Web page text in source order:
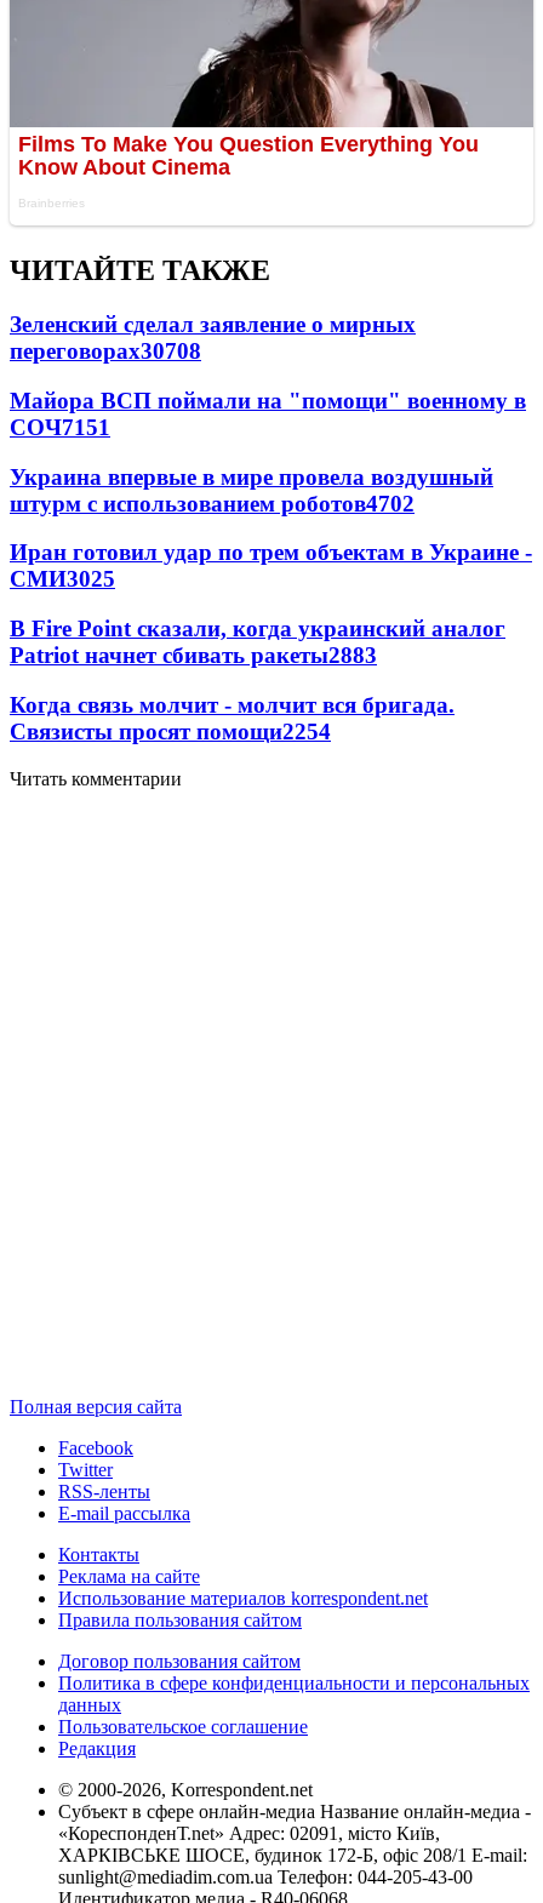
ЧИТАЙТЕ ТАКЖЕ
Зеленский сделал заявление о мирных
переговорах30708
Майора ВСП поймали на "помощи" военному в
СОЧ7151
Украина впервые в мире провела воздушный
штурм с использованием роботов4702
Иран готовил удар по трем объектам в Украине -
СМИ3025
В Fire Point сказали, когда украинский аналог
Patriot начнет сбивать ракеты2883
Когда связь молчит - молчит вся бригада.
Связисты просят помощи2254
Читать комментарии
Полная версия сайта
Facebook
Twitter
RSS-ленты
E-mail рассылка
Контакты
Реклама на сайте
Использование материалов korrespondent.net
Правила пользования сайтом
Договор пользования сайтом
Политика в сфере конфиденциальности и персональных
данных
Пользовательское соглашение
Редакция
© 2000-2026, Korrespondent.net
Субъект в сфере онлайн-медиа Название онлайн-медиа -
«КореспонденТ.net» Адрес: 02091, місто Київ,
ХАРКІВСЬКЕ ШОСЕ, будинок 172-Б, офіс 208/1 E-mail:
sunlight@mediadim.com.ua Телефон: 044-205-43-00
Идентификатор медиа - R40-06068